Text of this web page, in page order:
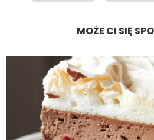
MOŻE CI SIĘ